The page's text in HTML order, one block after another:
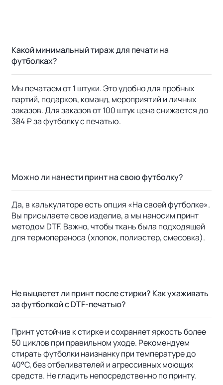
Какой минимальный тираж для печати на
футболках?
Мы печатаем от 1 штуки. Это удобно для пробных
партий, подарков, команд, мероприятий и личных
заказов. Для заказов от 100 штук цена снижается до
384 ₽ за футболку с печатью.
Можно ли нанести принт на свою футболку?
Да, в калькуляторе есть опция «На своей футболке».
Вы присылаете свое изделие, а мы наносим принт
методом DTF. Важно, чтобы ткань была подходящей
для термопереноса (хлопок, полиэстер, смесовка).
Не выцветет ли принт после стирки? Как ухаживать
за футболкой с DTF-печатью?
Принт устойчив к стирке и сохраняет яркость более
50 циклов при правильном уходе. Рекомендуем
стирать футболки наизнанку при температуре до
40°C, без отбеливателей и агрессивных моющих
средств. Не гладить непосредственно по принту.